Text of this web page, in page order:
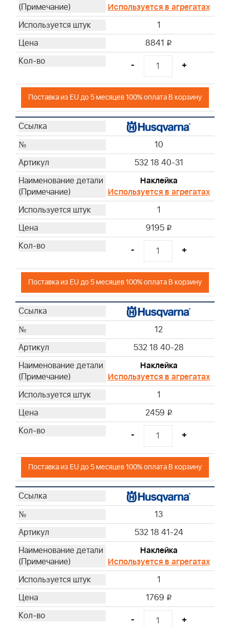
Используется в агрегатах
1
8841 i
- +
Поставка из EU до 5 месяцев 100% оплата В корзину
10
532 18 40-31
Наклейка
Используется в агрегатах
1
9195 i
- +
Поставка из EU до 5 месяцев 100% оплата В корзину
12
532 18 40-28
Наклейка
Используется в агрегатах
1
2459 i
- +
Поставка из EU до 5 месяцев 100% оплата В корзину
13
532 18 41-24
Наклейка
Используется в агрегатах
1
1769 i
- +